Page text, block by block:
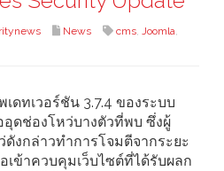
News cms, Joomla,
ดทเวอร์ชัน 3.7.4 ของระบบ
อุดช่องโหว่บางตัวที่พบ ซึ่งผู้
งกล่าวทำการโจมตีจากระยะ
เข้าควบคุมเว็บไซต์ที่ได้รับผลก